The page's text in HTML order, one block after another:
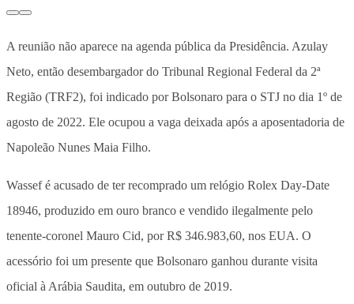
A reunião não aparece na agenda pública da Presidência. Azulay
Neto, então desembargador do Tribunal Regional Federal da 2ª
Região (TRF2), foi indicado por Bolsonaro para o STJ no dia 1º de
agosto de 2022. Ele ocupou a vaga deixada após a aposentadoria de
Napoleão Nunes Maia Filho.
Wassef é acusado de ter recomprado um relógio Rolex Day-Date
18946, produzido em ouro branco e vendido ilegalmente pelo
tenente-coronel Mauro Cid, por R$ 346.983,60, nos EUA. O
acessório foi um presente que Bolsonaro ganhou durante visita
oficial à Arábia Saudita, em outubro de 2019.